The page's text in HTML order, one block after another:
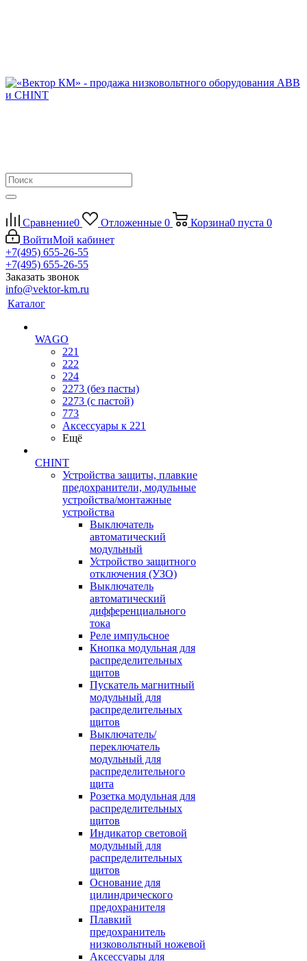
Сравнение0 Отложенные 0 Корзина0 пуста 0
ВойтиМой кабинет
+7(495) 655-26-55
+7(495) 655-26-55
Заказать звонок
info@vektor-km.ru
Каталог
WAGO
221
222
224
2273 (без пасты)
2273 (с пастой)
773
Аксессуары к 221
Ещё
CHINT
Устройства защиты, плавкие
предохранители, модульные
устройства/монтажные
устройства
Выключатель
автоматический
модульный
Устройство защитного
отключения (УЗО)
Выключатель
автоматический
дифференциального
тока
Реле импульсное
Кнопка модульная для
распределительных
щитов
Пускатель магнитный
модульный для
распределительных
щитов
Выключатель/
переключатель
модульный для
распределительного
щита
Розетка модульная для
распределительных
щитов
Индикатор световой
модульный для
распределительных
щитов
Основание для
цилиндрического
предохранителя
Плавкий
предохранитель
низковольтный ножевой
Аксессуары для